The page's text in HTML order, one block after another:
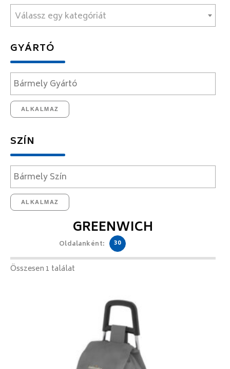
Válassz egy kategóriát
GYÁRTÓ
ALKALMAZ
SZÍN
ALKALMAZ
GREENWICH
Oldalanként: 30
Összesen 1 találat